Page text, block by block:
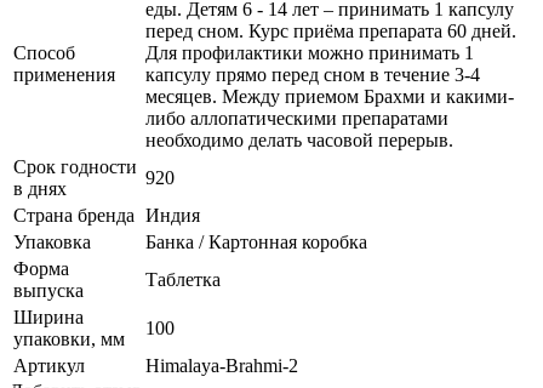
Способ
применения
еды. Детям 6 - 14 лет – принимать 1 капсулу
перед сном. Курс приёма препарата 60 дней.
Для профилактики можно принимать 1
капсулу прямо перед сном в течение 3-4
месяцев. Между приемом Брахми и какими-
либо аллопатическими препаратами
необходимо делать часовой перерыв.
Срок годности
в днях
920
Страна бренда Индия
Упаковка
Банка / Картонная коробка
Форма
выпуска
Таблетка
Ширина
упаковки, мм
100
Артикул
Himalaya-Brahmi-2